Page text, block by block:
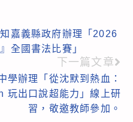
嘉義縣政府辦理「2026
全國書法比賽」
下一篇文章
學辦理「從沈默到熱血：
出口說超能力」線上研
習，敬邀教師參加。